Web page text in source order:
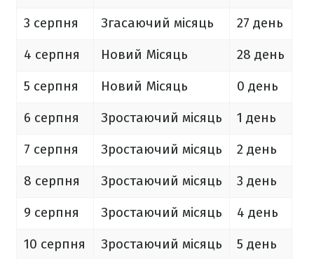
3 серпня
Згасаючий місяць
27 день
4 серпня
Новий Місяць
28 день
5 серпня
Новий Місяць
0 день
6 серпня
Зростаючий місяць
1 день
7 серпня
Зростаючий місяць
2 день
8 серпня
Зростаючий місяць
3 день
9 серпня
Зростаючий місяць
4 день
10 серпня
Зростаючий місяць 5 день